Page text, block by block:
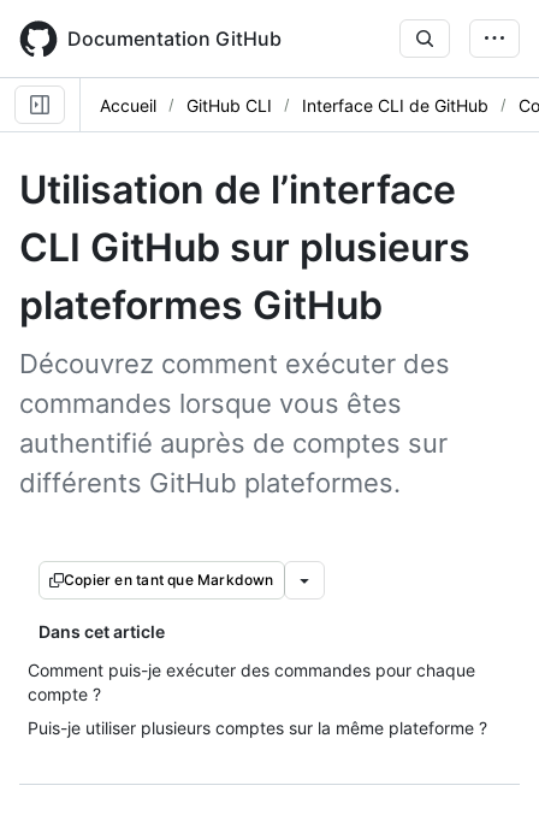
main
content
Documentation GitHub
Accueil GitHub CLI Interface CLI de GitHub
Utilisation de l’interface
CLI GitHub sur plusieurs
plateformes GitHub
Découvrez comment exécuter des
commandes lorsque vous êtes
authentifié auprès de comptes sur
différents GitHub plateformes.
Copier en tant que Markdown
Dans cet article
Comment puis-je exécuter des commandes pour chaque
compte ?
Puis-je utiliser plusieurs comptes sur la même plateforme ?